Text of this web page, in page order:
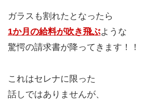
ガラスも割れたとなったら
1か月の給料が吹き飛ぶような
驚愕の請求書が降ってきます！！
これはセレナに限った
話しではありませんが、